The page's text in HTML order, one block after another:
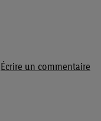
Écrire un commentaire